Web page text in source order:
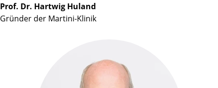
Prof. Dr. Hartwig Huland
Gründer der Martini-Klinik